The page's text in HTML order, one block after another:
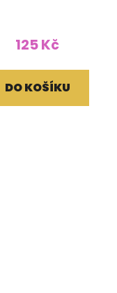
125 Kč
DO KOŠÍKU